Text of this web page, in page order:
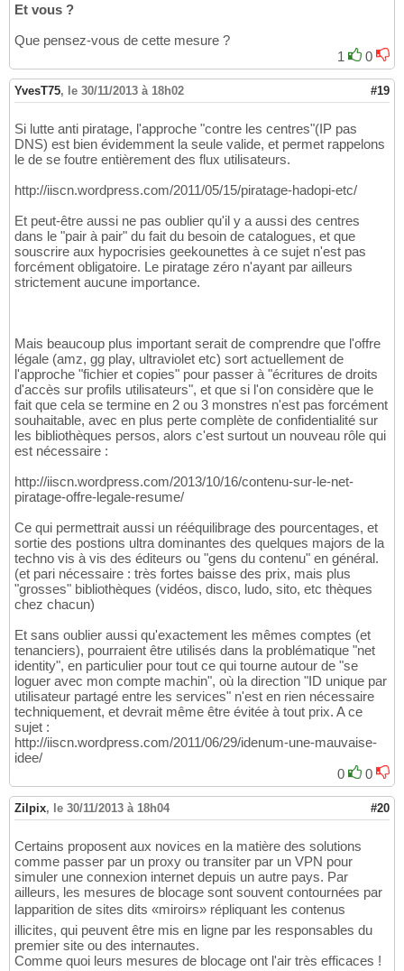
Et vous ?
Que pensez-vous de cette mesure ?
1
0
YvesT75, le 30/11/2013 à 18h02 #19
Si lutte anti piratage, l'approche "contre les centres"(IP pas
DNS) est bien évidemment la seule valide, et permet rappelons
le de se foutre entièrement des flux utilisateurs.
http://iiscn.wordpress.com/2011/05/15/piratage-hadopi-etc/
Et peut-être aussi ne pas oublier qu'il y a aussi des centres
dans le "pair à pair" du fait du besoin de catalogues, et que
souscrire aux hypocrisies geekounettes à ce sujet n'est pas
forcément obligatoire. Le piratage zéro n'ayant par ailleurs
strictement aucune importance.
Mais beaucoup plus important serait de comprendre que l'offre
légale (amz, gg play, ultraviolet etc) sort actuellement de
l'approche "fichier et copies" pour passer à "écritures de droits
d'accès sur profils utilisateurs", et que si l'on considère que le
fait que cela se termine en 2 ou 3 monstres n'est pas forcément
souhaitable, avec en plus perte complète de confidentialité sur
les bibliothèques persos, alors c'est surtout un nouveau rôle qui
est nécessaire :
http://iiscn.wordpress.com/2013/10/16/contenu-sur-le-net-
piratage-offre-legale-resume/
Ce qui permettrait aussi un rééquilibrage des pourcentages, et
sortie des postions ultra dominantes des quelques majors de la
techno vis à vis des éditeurs ou "gens du contenu" en général.
(et pari nécessaire : très fortes baisse des prix, mais plus
"grosses" bibliothèques (vidéos, disco, ludo, sito, etc thèques
chez chacun)
Et sans oublier aussi qu'exactement les mêmes comptes (et
tenanciers), pourraient être utilisés dans la problématique "net
identity", en particulier pour tout ce qui tourne autour de "se
loguer avec mon compte machin", où la direction "ID unique par
utilisateur partagé entre les services" n'est en rien nécessaire
techniquement, et devrait même être évitée à tout prix. A ce
sujet :
http://iiscn.wordpress.com/2011/06/29/idenum-une-mauvaise-
idee/
0
0
Zilpix, le 30/11/2013 à 18h04 #20
Certains proposent aux novices en la matière des solutions
comme passer par un proxy ou transiter par un VPN pour
simuler une connexion internet depuis un autre pays. Par
ailleurs, les mesures de blocage sont souvent contournées par
lapparition de sites dits «miroirs» répliquant les contenus
illicites, qui peuvent être mis en ligne par les responsables du
premier site ou des internautes.
Comme quoi leurs mesures de blocage ont l'air très efficaces !